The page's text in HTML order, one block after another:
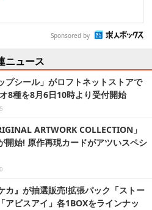
Sponsored by
ニュース
プシール」がロフトネットストアで
8種を8月6日10時より受付開始
ARTWORK COLLECTION」
開始! 原作再現カードがアツいスペシ
カ』が抽選販売!拡張パック「ストー
アビスアイ」各1BOXをラインナッ